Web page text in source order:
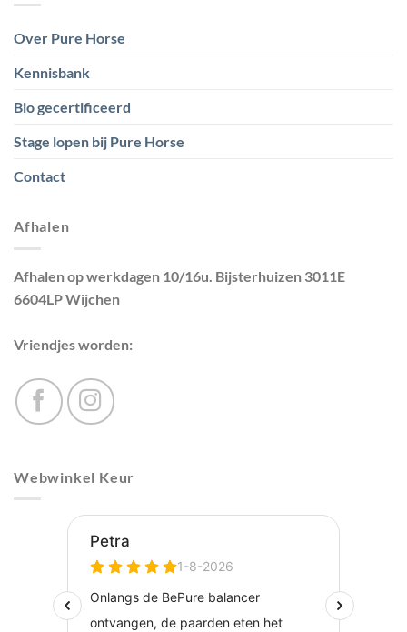
Over Pure Horse
Kennisbank
Bio gecertificeerd
Stage lopen bij Pure Horse
Contact
Afhalen
Afhalen op werkdagen 10/16u. Bijsterhuizen 3011E
6604LP Wijchen
Vriendjes worden:
Webwinkel Keur